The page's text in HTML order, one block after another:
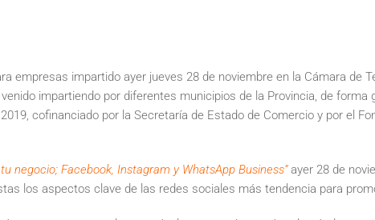
empresas impartido ayer jueves 28 de noviembre en la Cámara de
impartiendo por diferentes municipios de la Provincia, de forma
cofinanciado por la Secretaría de Estado de Comercio y por el
negocio; Facebook, Instagram y WhatsApp Business”ayer 28 de
los aspectos clave de las redes sociales más tendencia para